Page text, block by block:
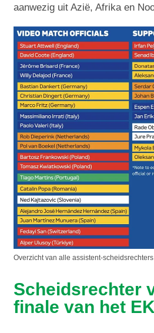
aanwezig uit Azië, Afrika en
Overzicht van alle assistent-
Scheidsrechter
finale van het EK